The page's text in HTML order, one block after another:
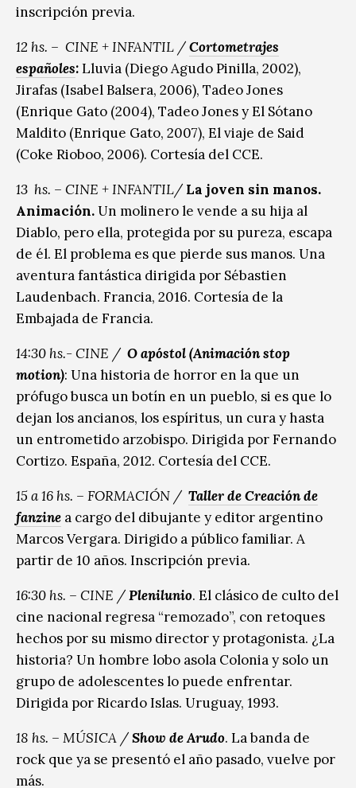
inscripción previa.
12 hs. – CINE + INFANTIL /Cortometrajes
españoles:Lluvia (Diego Agudo Pinilla, 2002),
Jirafas (Isabel Balsera, 2006), Tadeo Jones
(Enrique Gato (2004), Tadeo Jones y El Sótano
Maldito (Enrique Gato, 2007), El viaje de Said
(Coke Rioboo, 2006). Cortesía del CCE.
13 hs. – CINE + INFANTIL/ La joven sin manos.
Animación.Un molinero le vende a su hija al
Diablo, pero ella, protegida por su pureza, escapa
de él. El problema es que pierde sus manos. Una
aventura fantástica dirigida por Sébastien
Laudenbach. Francia, 2016. Cortesía de la
Embajada de Francia.
14:30 hs.- CINE / O apóstol (Animación stop
motion): Una historia de horror en la que un
prófugo busca un botín en un pueblo, si es que lo
dejan los ancianos, los espíritus, un cura y hasta
un entrometido arzobispo. Dirigida por Fernando
Cortizo. España, 2012. Cortesía del CCE.
15 a 16 hs. – FORMACIÓN / Taller de Creación de
fanzine a cargo del dibujante y editor argentino
Marcos Vergara. Dirigido a público familiar. A
partir de 10 años. Inscripción previa.
16:30 hs. – CINE /Plenilunio. El clásico de culto del
cine nacional regresa “remozado”, con retoques
hechos por su mismo director y protagonista. ¿La
historia? Un hombre lobo asola Colonia y solo un
grupo de adolescentes lo puede enfrentar.
Dirigida por Ricardo Islas. Uruguay, 1993.
18 hs. – MÚSICA /Show de Arudo. La banda de
rock que ya se presentó el año pasado, vuelve por
más.